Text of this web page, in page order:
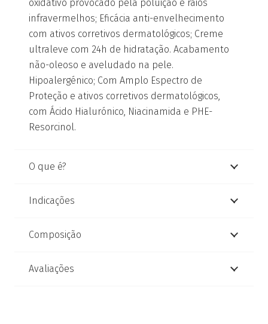
oxidativo provocado pela poluição e raios
infravermelhos; Eficácia anti-envelhecimento
com ativos corretivos dermatológicos; Creme
ultraleve com 24h de hidratação. Acabamento
não-oleoso e aveludado na pele.
Hipoalergénico; Com Amplo Espectro de
Proteção e ativos corretivos dermatológicos,
com Ácido Hialurónico, Niacinamida e PHE-
Resorcinol.
O que é?
Indicações
Composição
Avaliações